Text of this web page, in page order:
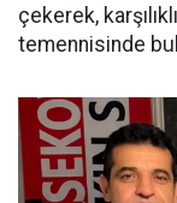
çekerek,
temennisinde